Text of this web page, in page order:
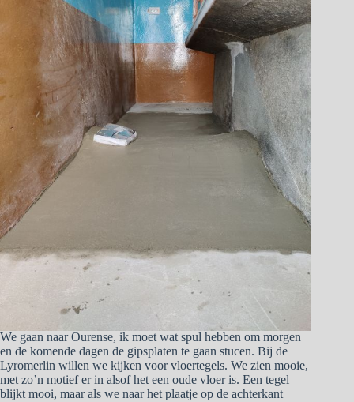
We gaan naar Ourense, ik moet wat spul hebben om morgen
en de komende dagen de gipsplaten te gaan stucen. Bij de
Lyromerlin willen we kijken voor vloertegels. We zien mooie,
met zo’n motief er in alsof het een oude vloer is. Een tegel
blijkt mooi, maar als we naar het plaatje op de achterkant